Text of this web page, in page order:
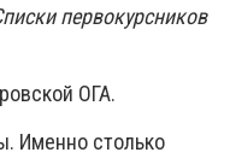
первокурсников
ОГА.
Именно столько